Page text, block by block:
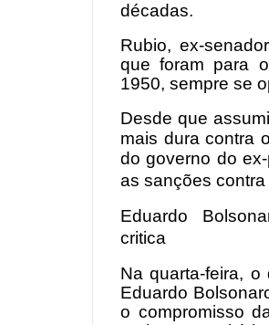
décadas.
Rubio, ex-
que foram para
1950, sempre se
Desde que
mais dura contra
do governo do
as sanções
Eduardo
critica
Na quarta-feira,
Eduardo
o compromisso